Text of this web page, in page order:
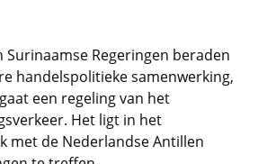
Surinaamse Regeringen beraden
handelspolitieke samenwerking,
een regeling van het
Het ligt in het
met de Nederlandse Antillen